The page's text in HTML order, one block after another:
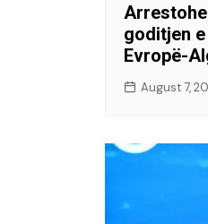
goditjen
Evropë-
August 7,